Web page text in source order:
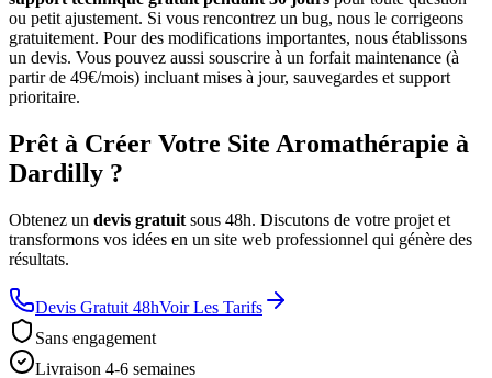
ou petit ajustement. Si vous rencontrez un bug, nous le corrigeons
gratuitement. Pour des modifications importantes, nous établissons
un devis. Vous pouvez aussi souscrire à un forfait maintenance (à
partir de 49€/mois) incluant mises à jour, sauvegardes et support
prioritaire.
Prêt à Créer Votre Site Aromathérapie à
Dardilly ?
Obtenez un devis gratuit sous 48h. Discutons de votre projet et
transformons vos idées en un site web professionnel qui génère des
résultats.
Devis Gratuit 48hVoir Les Tarifs
Sans engagement
Livraison 4-6 semaines